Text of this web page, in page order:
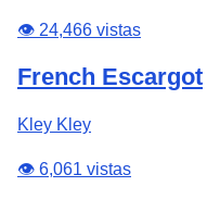
👁️ 24,466 vistas
French Escargot
Kley Kley
👁️ 6,061 vistas